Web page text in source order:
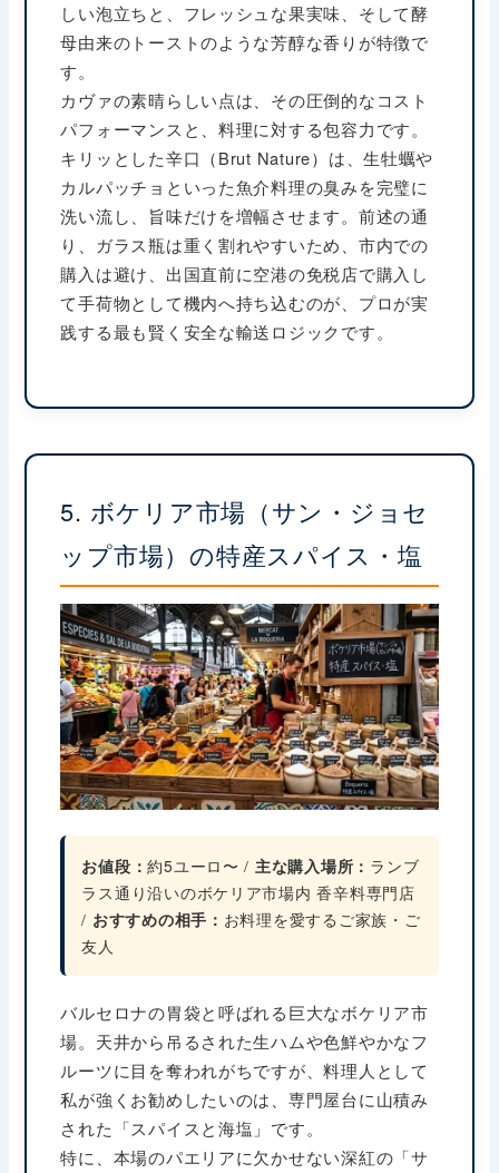
しい泡立ちと、フレッシュな果実味、そして酵
母由来のトーストのような芳醇な香りが特徴で
す。
カヴァの素晴らしい点は、その圧倒的なコスト
パフォーマンスと、料理に対する包容力です。
キリッとした辛口（Brut Nature）は、生牡蠣や
カルパッチョといった魚介料理の臭みを完璧に
洗い流し、旨味だけを増幅させます。前述の通
り、ガラス瓶は重く割れやすいため、市内での
購入は避け、出国直前に空港の免税店で購入し
て手荷物として機内へ持ち込むのが、プロが実
践する最も賢く安全な輸送ロジックです。
5. ボケリア市場（サン・ジョセ
ップ市場）の特産スパイス・塩
お値段：約5ユーロ〜 / 主な購入場所： ランブ
ラス通り沿いのボケリア市場内 香辛料専門店
/ おすすめの相手： お料理を愛するご家族・ご
友人
バルセロナの胃袋と呼ばれる巨大なボケリア市
場。天井から吊るされた生ハムや色鮮やかなフ
ルーツに目を奪われがちですが、料理人として
私が強くお勧めしたいのは、専門屋台に山積み
された「スパイスと海塩」です。
特に、本場のパエリアに欠かせない深紅の「サ